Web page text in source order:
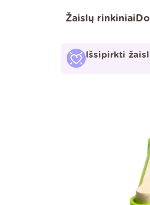
Žaislų rinkiniai
Išsipirkti